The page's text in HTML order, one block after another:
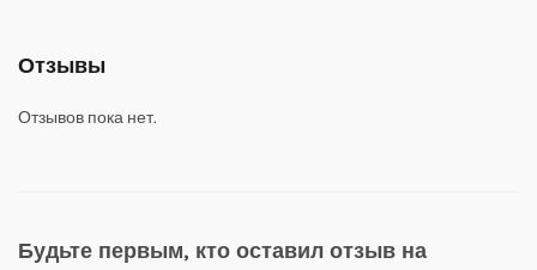
Отзывы
Отзывов пока нет.
Будьте первым, кто оставил отзыв на